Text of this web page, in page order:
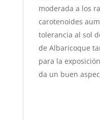
moderada a los
carotenoides
tolerancia al sol
de Albaricoque
para la
da un buen